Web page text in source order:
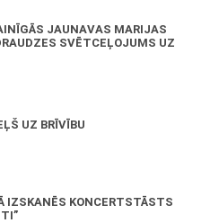
JAUNAVAS MARIJAS
SVĒTCEĻOJUMS UZ
UZ BRĪVĪBU
IZSKANĒS KONCERTSTĀSTS